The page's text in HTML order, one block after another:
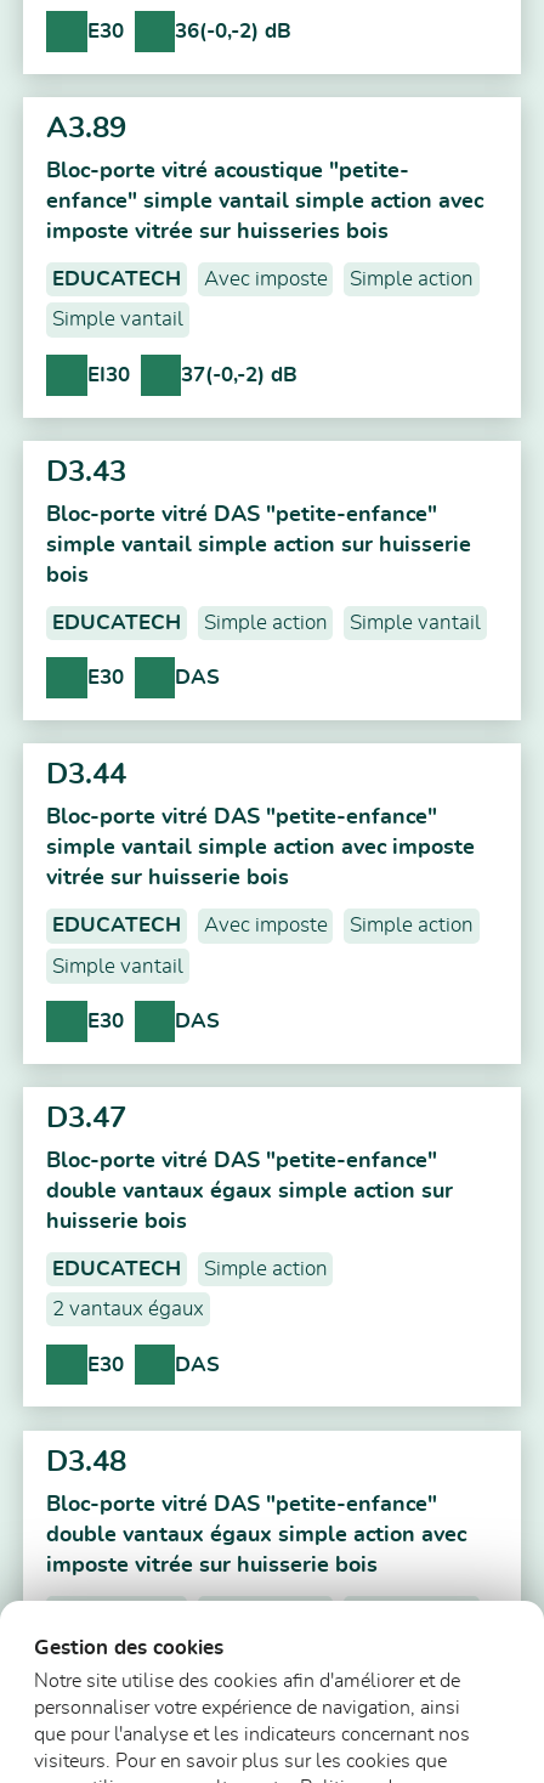
E30 36(-0,-2) dB
A3.89
Bloc-porte vitré acoustique "petite-
enfance" simple vantail simple action avec
imposte vitrée sur huisseries bois
EDUCATECH Avec imposte
Simple action
Simple vantail
EI30 37(-0,-2) dB
D3.43
Bloc-porte vitré DAS "petite-enfance"
simple vantail simple action sur huisserie
bois
EDUCATECH Simple action Simple vantail
E30 DAS
D3.44
Bloc-porte vitré DAS "petite-enfance"
simple vantail simple action avec imposte
vitrée sur huisserie bois
EDUCATECH Avec imposte
Simple action
Simple vantail
E30 DAS
D3.47
Bloc-porte vitré DAS "petite-enfance"
double vantaux égaux simple action sur
huisserie bois
EDUCATECH
Simple action
2 vantaux égaux
E30 DAS
D3.48
Bloc-porte vitré DAS "petite-enfance"
double vantaux égaux simple action avec
imposte vitrée sur huisserie bois
2 vantaux égaux
E30 DAS
Gestion des cookies
Notre site utilise des cookies afin d'améliorer et de
personnaliser votre expérience de navigation, ainsi
que pour l'analyse et les indicateurs concernant nos
visiteurs. Pour en savoir plus sur les cookies que